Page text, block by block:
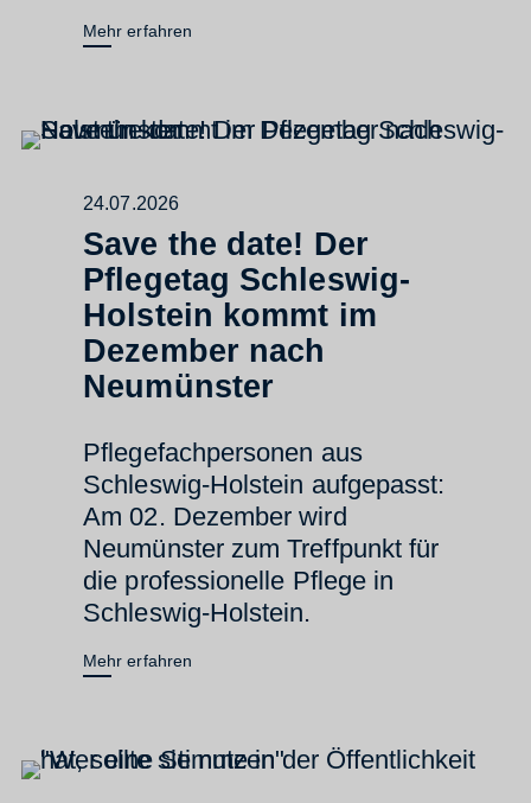
Mehr erfahren
24.07.2026
Save the date! Der
Pflegetag Schleswig-
Holstein kommt im
Dezember nach
Neumünster
Pflegefachpersonen aus
Schleswig-Holstein aufgepasst:
Am 02. Dezember wird
Neumünster zum Treffpunkt für
die professionelle Pflege in
Schleswig-Holstein.
Mehr erfahren